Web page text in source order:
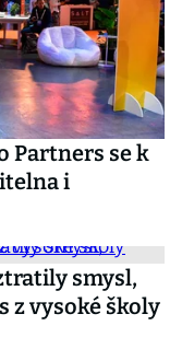
Partners se k
i
smysl,
z vysoké školy